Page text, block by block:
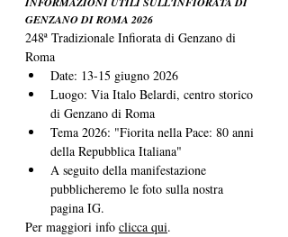
GENZANO DI ROMA 2026
248ª Tradizionale Infiorata di Genzano di
Roma
Date: 13-15 giugno 2026
Luogo: Via Italo Belardi, centro storico
di Genzano di Roma
Tema 2026: "Fiorita nella Pace: 80 anni
della Repubblica Italiana"
A seguito della manifestazione
pubblicheremo le foto sulla nostra
pagina IG.
Per maggiori info clicca qui.